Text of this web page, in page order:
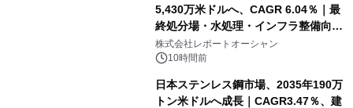
5,430万米ドルへ、CAGR 6.04％｜最
終処分場・水処理・インフラ整備向け
需要拡大
株式会社レポートオーシャン
10時間前
日本ステンレス鋼市場、2035年190万
トン米ドルへ成長｜CAGR3.47％、建